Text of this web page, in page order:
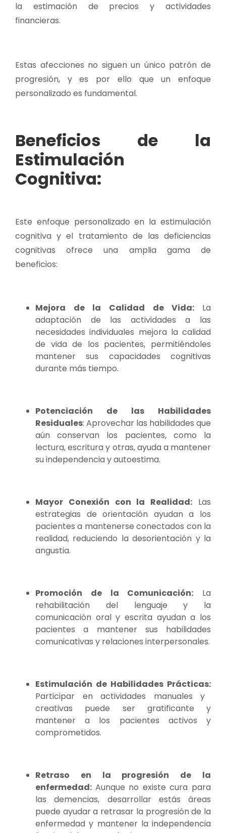
la estimación de precios y actividades
financieras.
Estas afecciones no siguen un único patrón de
progresión, y es por ello que un enfoque
personalizado es fundamental.
Beneficios de la
Estimulación
Cognitiva:
Este enfoque personalizado en la estimulación
cognitiva y el tratamiento de las deficiencias
cognitivas ofrece una amplia gama de
beneficios:
Mejora de la Calidad de Vida: La
adaptación de las actividades a las
necesidades individuales mejora la calidad
de vida de los pacientes, permitiéndoles
mantener sus capacidades cognitivas
durante más tiempo.
Potenciación de las Habilidades
Residuales: Aprovechar las habilidades que
aún conservan los pacientes, como la
lectura, escritura y otras, ayuda a mantener
su independencia y autoestima.
Mayor Conexión con la Realidad: Las
estrategias de orientación ayudan a los
pacientes a mantenerse conectados con la
realidad, reduciendo la desorientación y la
angustia.
Promoción de la Comunicación: La
rehabilitación del lenguaje y la
comunicación oral y escrita ayudan a los
pacientes a mantener sus habilidades
comunicativas y relaciones interpersonales.
Estimulación de Habilidades Prácticas:
Participar en actividades manuales y
creativas puede ser gratificante y
mantener a los pacientes activos y
comprometidos.
Retraso en la progresión de la
enfermedad: Aunque no existe cura para
las demencias, desarrollar estás áreas
puede ayudar a retrasar la progresión de la
enfermedad y mantener la independencia